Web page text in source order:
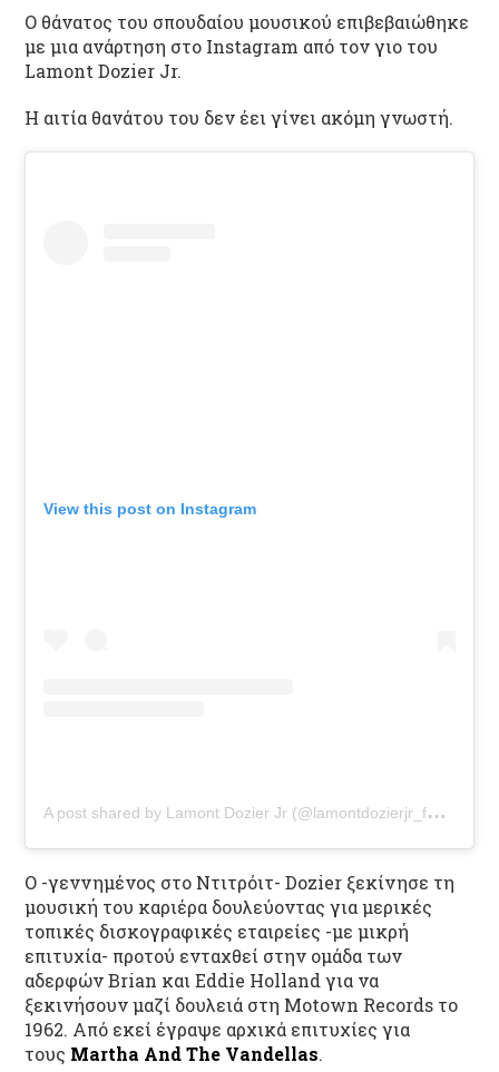
Ο θάνατος του σπουδαίου μουσικού επιβεβαιώθηκε
με μια ανάρτηση στο Instagram από τον γιο του
Lamont Dozier Jr.
Η αιτία θανάτου του δεν έει γίνει ακόμη γνωστή.
View this post on Instagram
A
post shared by Lamont Dozier Jr (@lamontdozierjr_fa_real)
Ο -γεννημένος στο Ντιτρόιτ- Dozier ξεκίνησε τη
μουσική του καριέρα δουλεύοντας για μερικές
τοπικές δισκογραφικές εταιρείες -με μικρή
επιτυχία- προτού ενταχθεί στην ομάδα των
αδερφών Brian και Eddie Holland για να
ξεκινήσουν μαζί δουλειά στη Motown Records το
1962. Από εκεί έγραψε αρχικά επιτυχίες για
τους Martha And The Vandellas.